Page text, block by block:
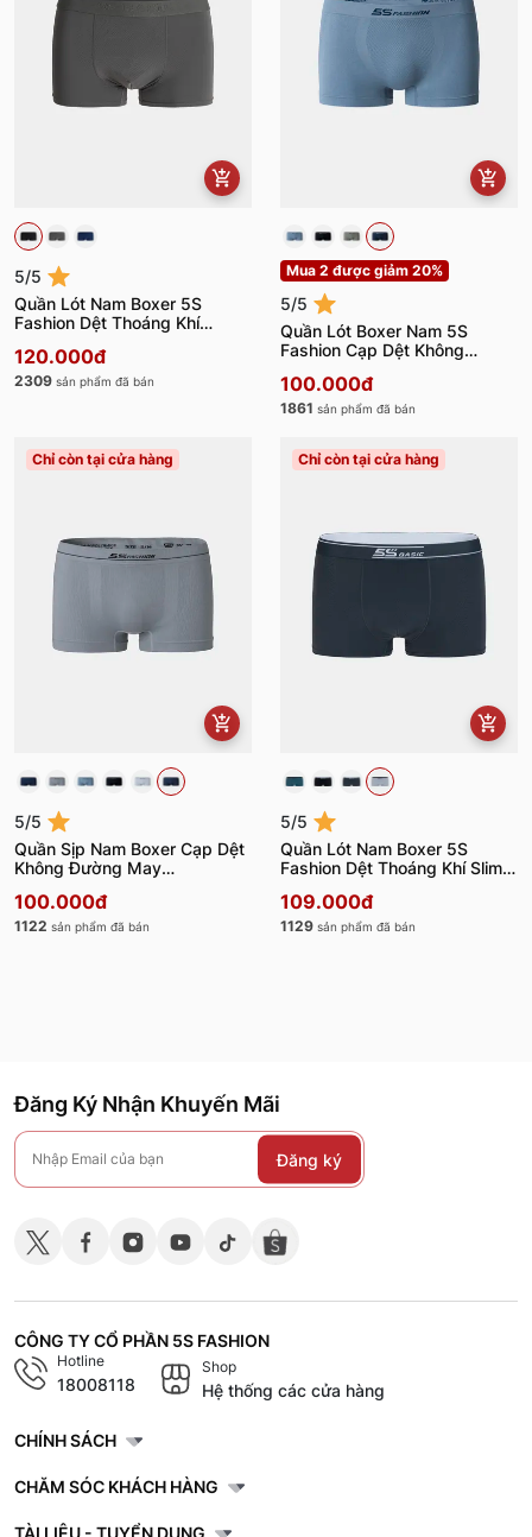
5/5
Quần Lót Nam Boxer 5S
Fashion Dệt Thoáng Khí
120.000đ
2309 sản phẩm đã bán
5/5
Mua 2 được giảm 20%
Quần Lót Boxer Nam 5S
Fashion Cạp Dệt Không
100.000đ
1861 sản phẩm đã bán
Chỉ còn tại cửa hàng
5/5
Quần Sịp Nam Boxer Cạp Dệt
Không Đường May
100.000đ
1122 sản phẩm đã bán
Chỉ còn tại cửa hàng
5/5
Quần Lót Nam Boxer 5S
Fashion Dệt Thoáng Khí Slimfit
109.000đ
1129 sản phẩm đã bán
Đăng Ký Nhận Khuyến Mãi
Đăng ký
CÔNG TY CỔ PHẦN 5S FASHION
Hotline
18008118
Shop
Hệ thống các cửa hàng
CHÍNH SÁCH
CHĂM SÓC KHÁCH HÀNG
TÀI LIỆU - TUYỂN DỤNG